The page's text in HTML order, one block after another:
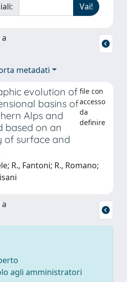
metadati
evolution of
basins of
Alps and
based on an
of surface and
file con
accesso
da
definire
R., Fantoni; R., Romano;
agli amministratori